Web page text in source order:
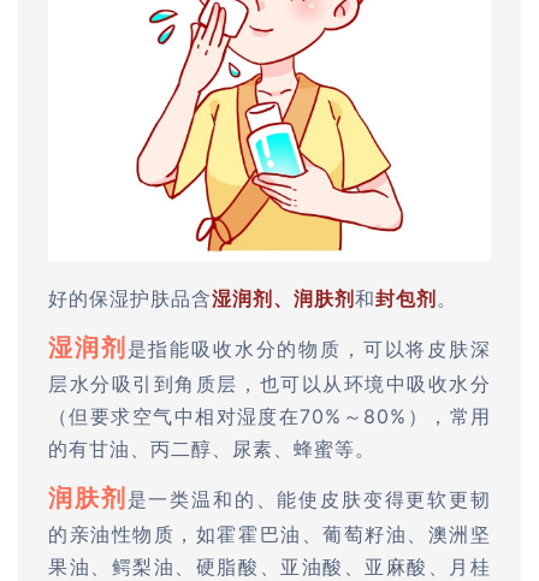
好的保湿护肤品含湿润剂、润肤剂 和封包剂 。
湿润剂 是指能吸收水分的物质，可以将皮肤深
层水分吸引到角质层，也可以从环境中吸收水分
（但要求空气中相对湿度在70%～80%），常用
的有甘油、丙二醇、尿素、蜂蜜等。
润肤剂 是一类温和的、能使皮肤变得更软更韧
的亲油性物质，如霍霍巴油、葡萄籽油、澳洲坚
果油、鳄梨油、硬脂酸、亚油酸、亚麻酸、月桂